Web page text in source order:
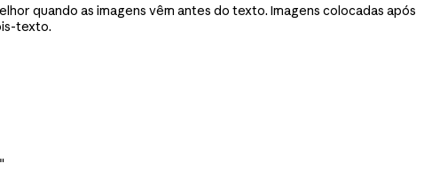
quando as imagens vêm antes do texto. Imagens colocadas após
texto.